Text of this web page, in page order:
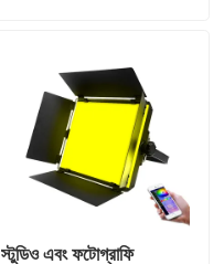
স্টুডিও এবং ফটোগ্রাফি